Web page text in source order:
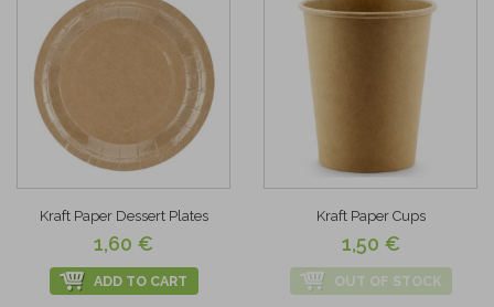
Kraft Paper Dessert Plates
1,60 €
ADD TO CART
Kraft Paper Cups
1,50 €
OUT OF STOCK